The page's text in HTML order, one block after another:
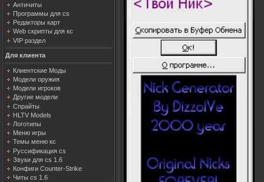
Античиты
Программы для cs
Редакторы карт
Web скрипты для кс
VIP раздел
Для клиента
Клиентские Моды
Модели оружия
Модели игроков
Другие модели
Спрайты
HLTV Models
Логотипы
Меню игры
Темы меню кс
Руссификация cs
Звуки для cs 1.6
Конфиги Counter-Strike
Читы cs 1.6